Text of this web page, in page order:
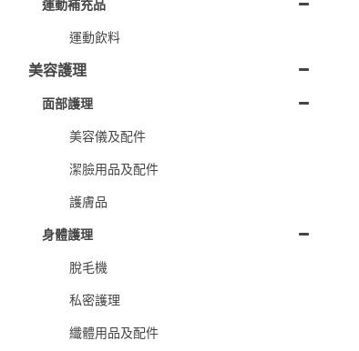
運動補充品
運動飲料
美容護理
面部護理
美容儀及配件
潔臉用品及配件
護膚品
身體護理
脫毛機
私密護理
纖體用品及配件